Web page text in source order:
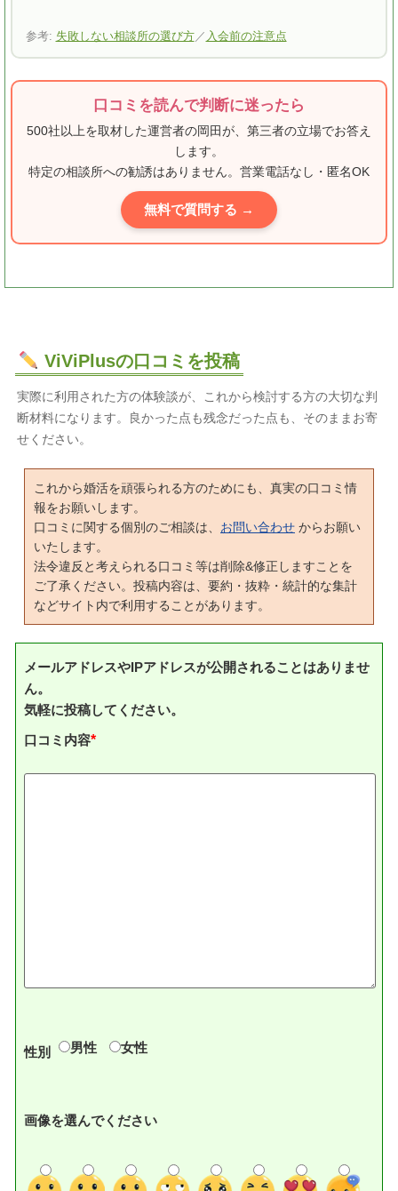
参考: 失敗しない相談所の選び方／ 入会前の注意点
口コミを読んで判断に迷ったら
500社以上を取材した運営者の岡田が、第三者の立場でお答え
します。
特定の相談所への勧誘はありません。営業電話なし・匿名OK
無料で質問する →
ViViPlusの口コミを投稿
実際に利用された方の体験談が、これから検討する方の大切な判
断材料になります。良かった点も残念だった点も、そのままお寄
せください。
これから婚活を頑張られる方のためにも、真実の口コミ情
報をお願いします。
口コミに関する個別のご相談は、 お問い合わせ からお願い
いたします。
法令違反と考えられる口コミ等は削除&修正しますことを
ご了承ください。投稿内容は、要約・抜粋・統計的な集計
などサイト内で利用することがあります。
メールアドレスやIPアドレスが公開されることはありませ
ん。
気軽に投稿してください。
口コミ内容*
性別 男性 女性
画像を選んでください